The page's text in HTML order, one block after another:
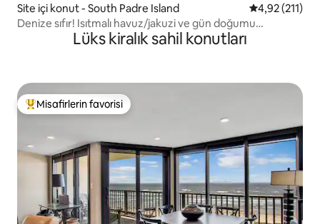
Site içi konut - South Padre Island 5 üzerinden
4,92 (211)
Denize sıfır! Isıtmalı havuz/jakuzi ve gün doğumu
manzaralarıLüks kiralık sahil konutları
Misafirlerin favorilerinden en beğenilenler arasında
Misafirlerin favorisi